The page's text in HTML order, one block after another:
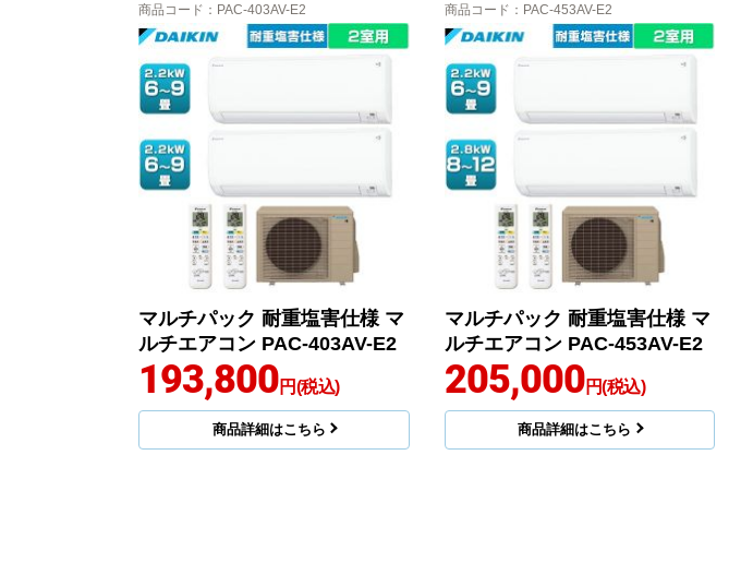
商品コード ：PAC-403AV-E2
マルチパック 耐重塩害仕様 マ
ルチエアコン PAC-403AV-E2
193,800円(税込)
商品詳細はこちら
商品コード ：PAC-453AV-E2
マルチパック 耐重塩害仕様 マ
ルチエアコン PAC-453AV-E2
205,000円(税込)
商品詳細はこちら